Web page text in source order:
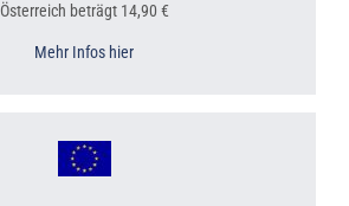
Österreich beträgt 14,90 €
Mehr Infos hier